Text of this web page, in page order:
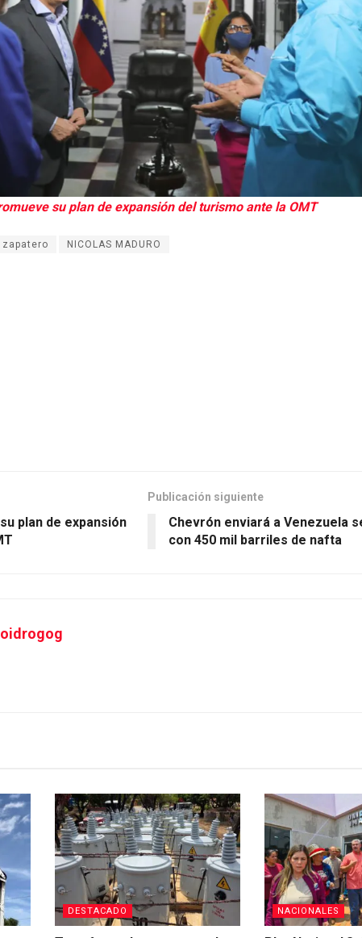
su plan de expansión del turismo ante la OMT
NICOLAS MADURO
plan de expansión
Publicación siguiente
Chevrón enviará a Venezuela
con 450 mil barriles de nafta
DESTACADO NACIONALES